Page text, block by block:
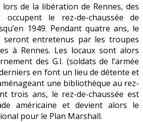
lors de la libération de Rennes, des
occupent le rez-de-chaussée de
1949. Pendant quatre ans, le
entretenus par les troupes
à Rennes. Les locaux sont alors
des G.I. (soldats de l’armée
en font un lieu de détente et
une bibliothèque au rez-
trois ans, le rez-de-chaussée est
américaine et devient alors le
pour le Plan Marshall.